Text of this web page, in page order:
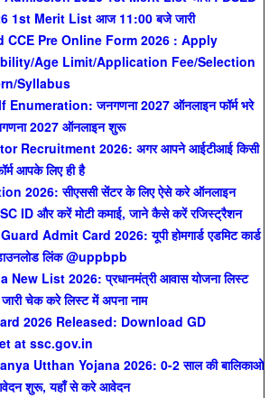
1st Merit List आज 11:00 बजे जारी
CCE Pre Online Form 2026 : Apply
Age Limit/Application Fee/Selection
Syllabus
जनगणना 2027 ऑनलाइन फॉर्म भरे
2027 ऑनलाइन शुरू
Recruitment 2026: अगर आपने आईटीआई किसी
आपके लिए ही है
2026: सीएससी सेंटर के लिए ऐसे करे ऑनलाइन
ID और करें मोटी कमाई, जाने कैसे करें रजिस्ट्रैशन
Admit Card 2026: यूपी होमगार्ड एडमिट कार्ड
लिंक @uppbpb
List 2026: प्रधानमंत्री आवास योजना लिस्ट
चेक करे लिस्ट में अपना नाम
2026 Released: Download GD
at ssc.gov.in
Utthan Yojana 2026: 0-2 साल की बालिकाओ
शुरू, यहाँ से करे आवेदन